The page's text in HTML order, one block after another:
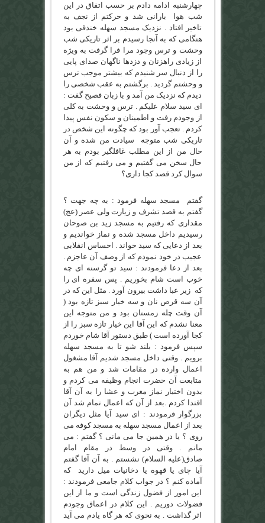
چهارشنبه ادامه دادم بر حسب اتفاق در این
شب هوا بارانی شد و حرکتم از نجف به
تاخیر افتاد . نزدیک مسجد سهله خندقی بود
هنگامی که به آنجا رسیدم بر اثر تاریکی شب
وحشت و ترس وجود مرا فرا گرفت به ویژه
از زیادی راهزنان و دزدها ناگهان صدای پایی
را از دنبال سر شنیدم که بیشتر موجب ترس
و وحشتم گردید . برگشتم به عقب شخصی را
دیدم که نزدیک من آمد و با زبان فصیح گفت :
ای سید سلام علیکم . ترس و وحشت به کلی
از وجودم رفت و اطمینان و سکون نفس پیدا
کردم . تعجب آور بود که چگونه این شخص در
تاریکی شب متوجه سیادت من شده و آن
حال من از این مطلب غافلگیر بودم به هر
حال سخن می گفتیم و می رفتیم که از من
سوال کرد قصد کجا داری؟
گفتم مسجد سهله فرمود : به چه جهت ؟
گفتم به قصد تشرف و زیارت ولی عصر (عج)
مقداری که رفتیم به مسجد زید بن صوحان
رسیدیم داخل مسجد شده و نماز خواندیم و
بعد از دعایی که سید خواند . احساس انقلابی
عجیب در خود نمودم که از وصف آن عاجزم .
بعد از دعا فرمودند : سید تو گرسنه ای چه
خوب است شام بخوریم . پس سفره ای را
که زیر عبا داشت بیرون آورد . مثل این که در
آن سه قرص نان و سه خیار سبز تازه بود (
آن وقت چله زمستان بود و من متوجه این
معنا نشدم که این آقا این خیار تازه سبز را از
کجا آورده است ) طبق دستور آقا شام خوردم
سپس فرمود : بلند شو تا به مسجد سهله
برویم . وقتی داخل مسجد شدیم آقا مشغول
اعمال وارده در مقامات شد و من هم به
متابعت آن حضرت انجام وظیفه می کردم و
بدون اختیار نماز مغرب و عشا را به آن آقا
اقتدا کردم .بعد از آن که اعمال تمام شد آن
بزرگوار فرمودند : ای سید آیا مثل دیگران
بعد از اعمال مسجد سهله به مسجد کوفه می
روی ؟ یا در همین جا می مانی ؟ گفتم : می
مانم . وقتی در وسط در مقام امام
صادق(علیه السلام) نشستم . به آن آقا گفتم
آیا چای یا قهوه یا دخانیات میل دارید که
آماده کنم ؟ در جواب کلام جامعی فرمودند :
این امور از فضول زندگی است و ما از این
فضولات دوریم . این کلام در اعماق وجودم
اثر گذاشت . به نحوی که هر گاه یادم می آید